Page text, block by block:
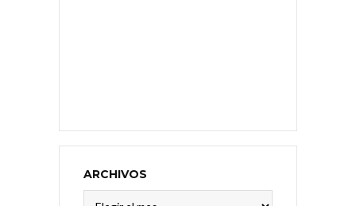
ARCHIVOS